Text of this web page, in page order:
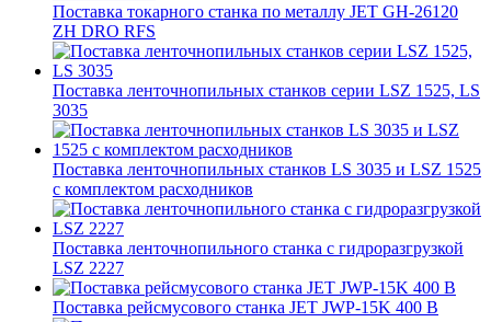
Поставка токарного станка по металлу JET GH-26120
ZH DRO RFS
Поставка ленточнопильных станков серии LSZ 1525, LS
3035
Поставка ленточнопильных станков LS 3035 и LSZ 1525
с комплектом расходников
Поставка ленточнопильного станка c гидроразгрузкой
LSZ 2227
Поставка рейсмусового станка JET JWP-15K 400 В